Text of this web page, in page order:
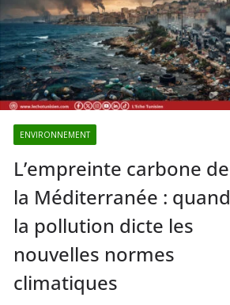
ENVIRONNEMENT
L’empreinte carbone de
la Méditerranée : quand
la pollution dicte les
nouvelles normes
climatiques